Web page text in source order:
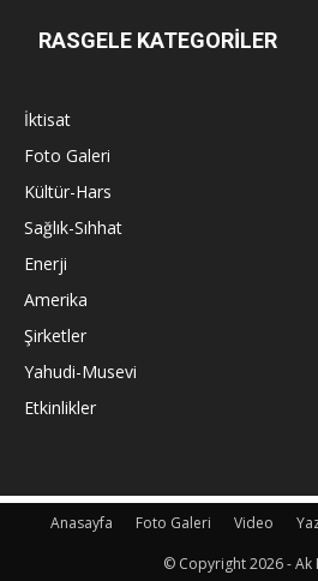
RASGELE KATEGORİLER
İktisat
Foto Galeri
Kültür-Hars
Sağlık-Sıhhat
Enerji
Amerika
Şirketler
Yahudi-Musevi
Etkinlikler
Anasayfa Foto Galeri Video
© Copyright 2026 - Ak